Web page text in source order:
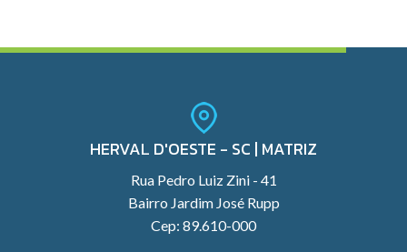
HERVAL D'OESTE - SC | MATRIZ
Rua Pedro Luiz Zini - 41
Bairro Jardim José Rupp
Cep: 89.610-000